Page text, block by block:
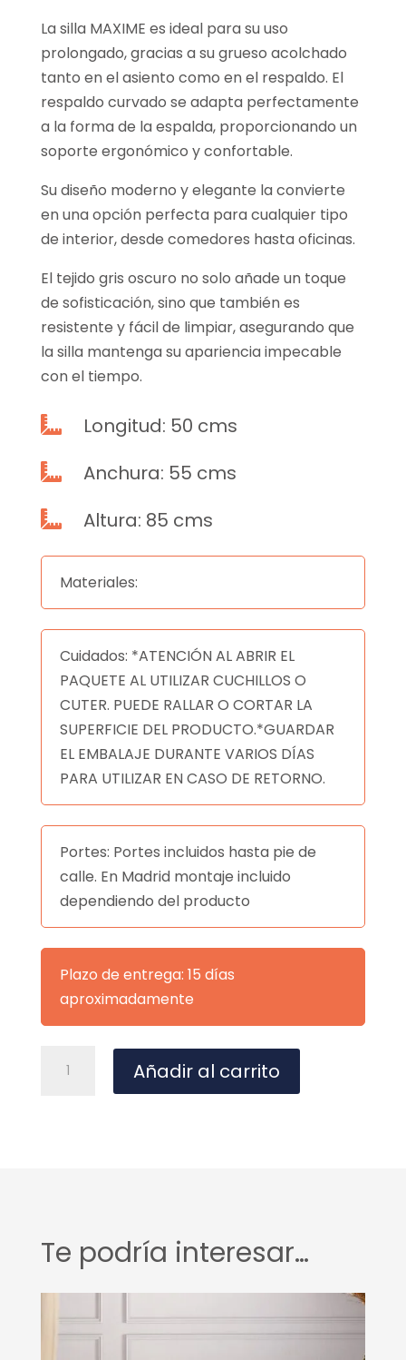
La silla MAXIME es ideal para su uso
prolongado, gracias a su grueso acolchado
tanto en el asiento como en el respaldo. El
respaldo curvado se adapta perfectamente
a la forma de la espalda, proporcionando un
soporte ergonómico y confortable.
Su diseño moderno y elegante la convierte
en una opción perfecta para cualquier tipo
de interior, desde comedores hasta oficinas.
El tejido gris oscuro no solo añade un toque
de sofisticación, sino que también es
resistente y fácil de limpiar, asegurando que
la silla mantenga su apariencia impecable
con el tiempo.
 Longitud: 50 cms
 Anchura: 55 cms
 Altura: 85 cms
Materiales:
Cuidados: *ATENCIÓN AL ABRIR EL
PAQUETE AL UTILIZAR CUCHILLOS O
CUTER. PUEDE RALLAR O CORTAR LA
SUPERFICIE DEL PRODUCTO.*GUARDAR
EL EMBALAJE DURANTE VARIOS DÍAS
PARA UTILIZAR EN CASO DE RETORNO.
Portes: Portes incluidos hasta pie de
calle. En Madrid montaje incluido
dependiendo del producto
Plazo de entrega: 15 días
aproximadamente
MAXIME
Añadir al carrito
i
Te podría interesar…